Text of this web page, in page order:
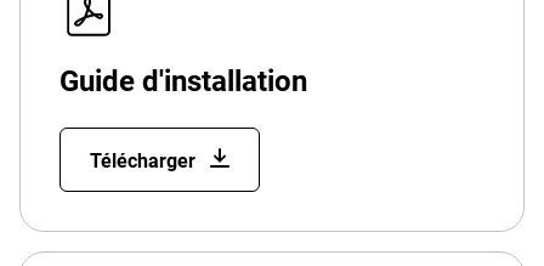
Guide d'installation
Télécharger